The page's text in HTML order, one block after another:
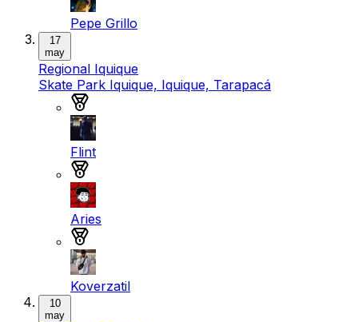
Pepe Grillo
17
may
Regional Iquique
Skate Park Iquique, Iquique, Tarapacá
Flint
Aries
Koverzatil
10
may